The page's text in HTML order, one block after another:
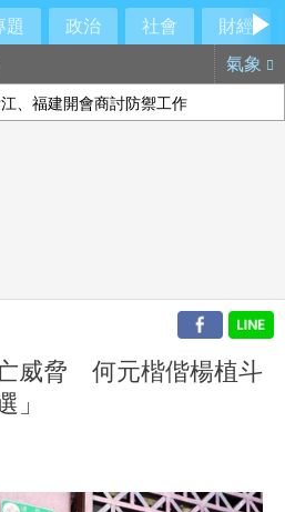
題 政治 社會
財經
氣象
、福建開會商討防禦工作
威脅 何元楷偕楊植斗
」